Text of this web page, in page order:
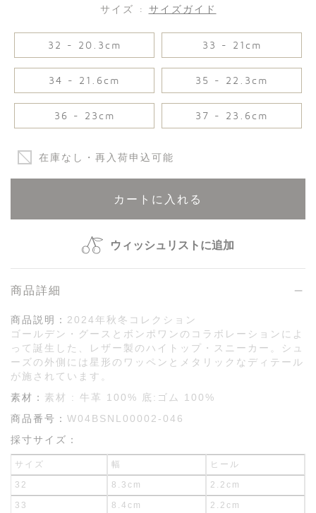
サイズ : サイズガイド
32 - 20.3cm 33 - 21cm
34 - 21.6cm 35 - 22.3cm
36 - 23cm 37 - 23.6cm
在庫なし・再入荷申込可能
カートに入れる
ウィッシュリストに追加
商品詳細
商品説明： 2024年秋冬コレクション
ゴールデン・グースとボンポワンのコラボレーションによ
って誕生した、レザー製のハイトップ・スニーカー。シュ
ーズの外側には星形のワッペンとメタリックなディテール
が施されています。
素材： 素材 : 牛革 100% 底:ゴム 100%
商品番号： W04BSNL00002-046
採寸サイズ：
サイズ 幅 ヒール
32 8.3cm 2.2cm
33 8.4cm 2.2cm